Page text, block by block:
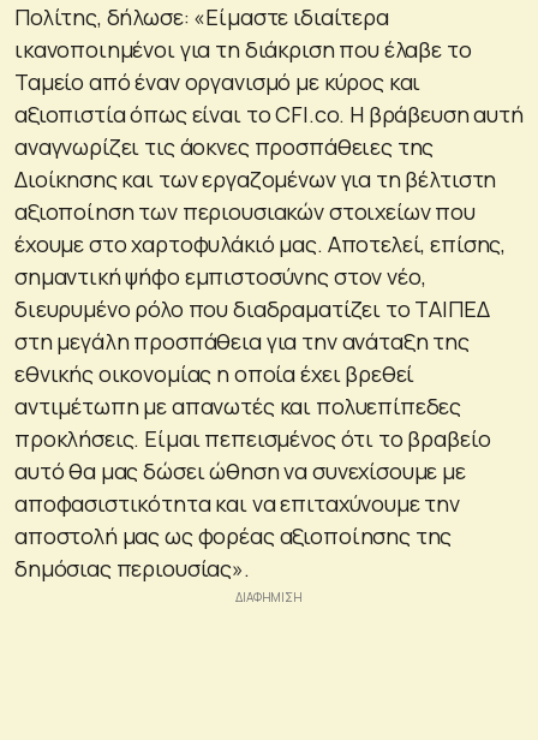
Πολίτης, δήλωσε: «Είμαστε ιδιαίτερα
ικανοποιημένοι για τη διάκριση που έλαβε το
Ταμείο από έναν οργανισμό με κύρος και
αξιοπιστία όπως είναι το CFI.cο. H βράβευση αυτή
αναγνωρίζει τις άοκνες προσπάθειες της
Διοίκησης και των εργαζομένων για τη βέλτιστη
αξιοποίηση των περιουσιακών στοιχείων που
έχουμε στο χαρτοφυλάκιό μας. Αποτελεί, επίσης,
σημαντική ψήφο εμπιστοσύνης στον νέο,
διευρυμένο ρόλο που διαδραματίζει το ΤΑΙΠΕΔ
στη μεγάλη προσπάθεια για την ανάταξη της
εθνικής οικονομίας η οποία έχει βρεθεί
αντιμέτωπη με απανωτές και πολυεπίπεδες
προκλήσεις. Είμαι πεπεισμένος ότι το βραβείο
αυτό θα μας δώσει ώθηση να συνεχίσουμε με
αποφασιστικότητα και να επιταχύνουμε την
αποστολή μας ως φορέας αξιοποίησης της
δημόσιας περιουσίας».